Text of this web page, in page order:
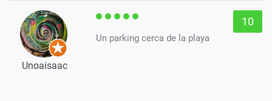
Unoaisaac
10
Un parking cerca de la playa